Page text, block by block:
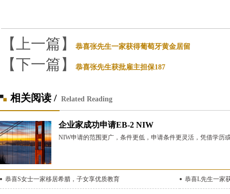
【上一篇】 恭喜张先生一家获得葡萄牙黄金居留
【下一篇】 恭喜张先生获批雇主担保187
相关阅读 / Related Reading
企业家成功申请EB-2 NIW
NIW申请的范围更广，条件更低，申请条件更灵活，凭借学历
恭喜S女士一家移居希腊，子女享优质教育 恭喜L先生一家